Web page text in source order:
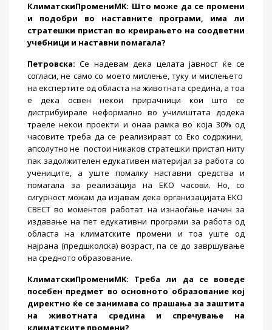
КлиматскиПромениMK: Што може да се промени
и подобри во наставните програми, има ли
стратешки пристап во креирањето на соодветни
учебници и наставни помагала?
Петровска:Се надевам дека целата јавност ќе се
согласи, не само со моето мислење, туку и мислењето
на експертите од областа на животната средина, а тоа
е дека освен некои прирачници кои што се
дистрибуирале неформално во училиштата додека
траеле некои проекти и онаа рамка во која 30% од
часовите треба да се реализираат со Еко содржини,
апсолутно не постои никаков стратешки пристап ниту
пак задолжителен едукативен материјал за работа со
учениците, а уште помалку наставни средства и
помагала за реализација на ЕКО часови. Но, со
сигурност можам да изјавам дека организацијата ЕКО
СВЕСТ во моментов работат на изнаоѓање начин за
издавање на пет едукативни програми за работа од
областа на климатските промени и тоа уште од
најрана (предшколска) возраст, па се до завршување
на средното образование.
КлиматскиПромениMK: Треба ли да се воведе
посебен предмет во основното образование кој
директно ќе се занимава со прашања за заштита
на животната средина и спречување на
климатските промени?